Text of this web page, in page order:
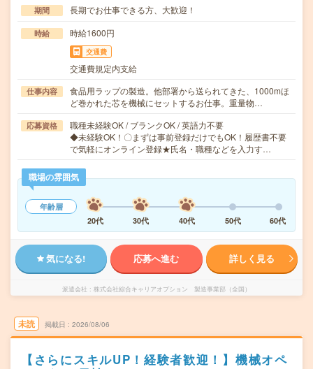
期間 長期でお仕事できる方、大歓迎！
時給 時給1600円
交通費
交通費規定内支給
仕事内容
食品用ラップの製造。他部署から送られてきた、1000mほ
ど巻かれた芯を機械にセットするお仕事。重量物…
応募資格
職種未経験OK / ブランクOK / 英語力不要
◆未経験OK！〇まずは事前登録だけでもOK！履歴書不要
で気軽にオンライン登録★氏名・職種などを入力す…
職場の雰囲気
年齢層
20代
30代 40代 50代 60代
気になる! 応募へ進む 詳しく見る
派遣会社 株式会社綜合キャリアオプション 製造事業部（全国）
未読 掲載日 2026/08/06
【さらにスキルUP！経験者歓迎！】機械オペ